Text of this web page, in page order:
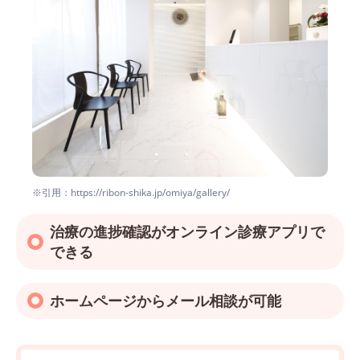
※引用：https://ribon-shika.jp/omiya/gallery/
治療の進捗確認がオンライン診療アプリで
できる
ホームページからメール相談が可能